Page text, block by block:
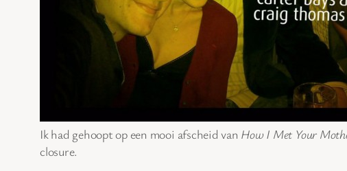
Ik had gehoopt op een mooi afscheid van How I Met Your
closure.